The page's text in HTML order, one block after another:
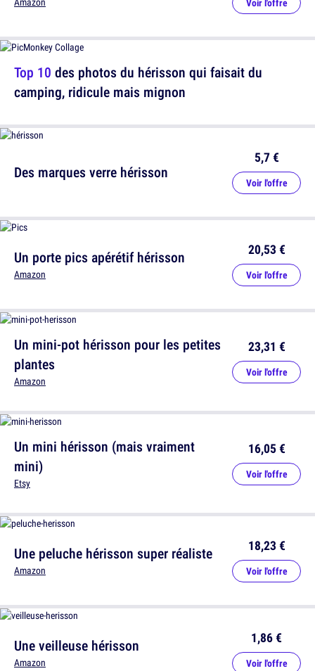
Top 10 des photos du hérisson qui faisait du
camping, ridicule mais mignon
Un porte pics apérétif hérisson
Amazon
20,53 €
Voir l'offre
Un mini hérisson (mais vraiment
mini)
Etsy
16,05 €
Voir l'offre
Une veilleuse hérisson
Amazon
1,86 €
Voir l'offre
Voir l'offre
Des marques verre hérisson
5,7 €
Voir l'offre
Un mini-pot hérisson pour les petites
plantes
Amazon
23,31 €
Voir l'offre
Une peluche hérisson super réaliste
Amazon
18,23 €
Voir l'offre